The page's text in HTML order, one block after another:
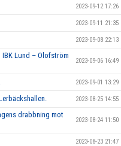
2023-09-12 17:26
2023-09-11 21:35
2023-09-08 22:13
IBK Lund – Olofström
2023-09-06 16:49
2023-09-01 13:29
2023-08-25 14:55
drabbning mot
2023-08-24 11:50
2023-08-23 21:47